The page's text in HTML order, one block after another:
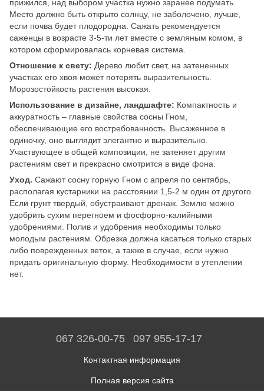
прижился, над выбором участка нужно заранее подумать.
Место должно быть открыто солнцу, не заболочено, лучше,
если почва будет плодородна. Сажать рекомендуется
саженцы в возрасте 3-5-ти лет вместе с земляным комом, в
котором сформировалась корневая система.
Отношение к свету: Дерево любит свет, на затененных
участках его хвоя может потерять выразительность.
Морозостойкость растения высокая.
Использование в дизайне, ландшафте: Компактность и
аккуратность – главные свойства сосны Гном,
обеспечивающие его востребованность. Высаженное в
одиночку, оно выглядит элегантно и выразительно.
Участвующее в общей композиции, не затеняет другим
растениям свет и прекрасно смотрится в виде фона.
Уход. Сажают сосну горную Гном с апреля по сентябрь,
располагая кустарники на расстоянии 1,5-2 м один от другого.
Если грунт твердый, обустраивают дренаж. Землю можно
удобрить сухим перегноем и фосфорно-калийными
удобрениями. Полив и удобрения необходимы только
молодым растениям. Обрезка должна касаться только старых
либо поврежденных веток, а также в случае, если нужно
придать оригинальную форму. Необходимости в утеплении
нет.
067 326-00-75 097 955-17-17
Контактная информация
Полная версия сайта